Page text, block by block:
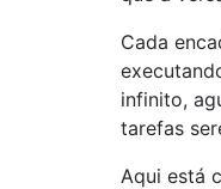
Cada
infinito,
tarefas
Aqui está